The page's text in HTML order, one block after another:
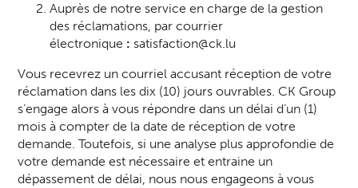
Auprès de notre service en charge de la gestion
des réclamations, par courrier
électronique : satisfaction@ck.lu
Vous recevrez un courriel accusant réception de votre
réclamation dans les dix (10) jours ouvrables. CK Group
s’engage alors à vous répondre dans un délai d’un (1)
mois à compter de la date de réception de votre
demande. Toutefois, si une analyse plus approfondie de
votre demande est nécessaire et entraine un
dépassement de délai, nous nous engageons à vous